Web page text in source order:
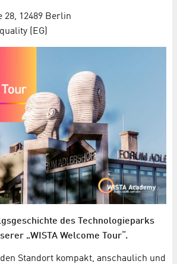
28, 12489 Berlin
(EG)
des Technologieparks
„WISTA Welcome Tour“.
Standort kompakt, anschaulich und